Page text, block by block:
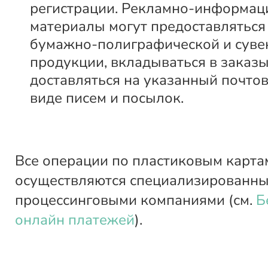
регистрации. Рекламно-
материалы могут
бумажно-полиграфической и
продукции, вкладываться в
доставляться на указанный
виде писем и посылок.
Все операции по пластиковым
осуществляются
процессинговыми компаниями (см.
онлайн платежей).